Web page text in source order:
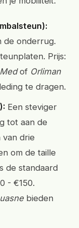
de onderrug.
Prijs:
of Orliman
te dragen.
Een steviger
tot aan de
van drie
om de taille
de standaard
- €150.
bieden